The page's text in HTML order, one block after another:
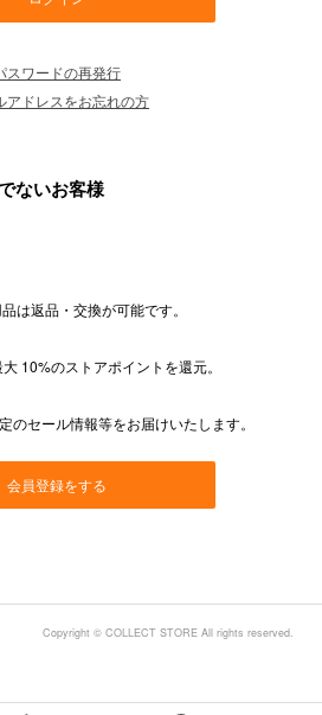
スワードの再発行
アドレスをお忘れの方
ないお客様
は返品・交換が可能です。
10%のストアポイントを還元。
のセール情報等をお届けいたします。
会員登録をする
Copyright © COLLECT STORE All rights reserved.